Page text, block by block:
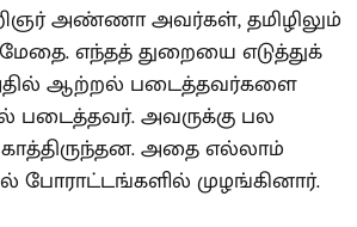
அண்ணா அவர்கள், தமிழிலும்
எந்தத் துறையை எடுத்துக்
ஆற்றல் படைத்தவர்களை
அவருக்கு பல
அதை எல்லாம்
போராட்டங்களில் முழங்கினார்.